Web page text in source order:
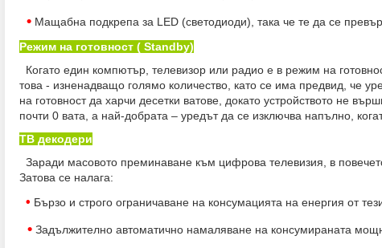
• Мащабна подкрепа за LED (светодиоди), така че те да се
Режим на готовност ( Standby)
Когато един компютър, телевизор или радио е в режим на
това - изненадващо голямо количество, като се има предвид, че
на готовност да харчи десетки ватове, докато устройството не
почти 0 вата, а най-добрата – уредът да се изключва напълно,
ТВ декодери
Заради масовото преминаване към цифрова телевизия, в
Затова се налага:
• Бързо и строго ограничаване на консумацията на енергия от
• Задължително автоматично намаляване на консумираната